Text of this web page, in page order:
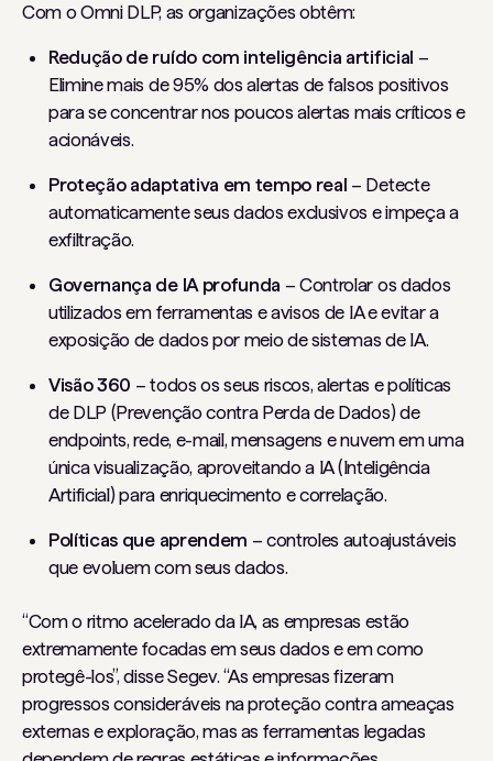
Com o Omni DLP, as organizações obtêm:
Redução de ruído com inteligência artificial –
Elimine mais de 95% dos alertas de falsos positivos
para se concentrar nos poucos alertas mais críticos e
acionáveis.
Proteção adaptativa em tempo real – Detecte
automaticamente seus dados exclusivos e impeça a
exfiltração.
Governança de IA profunda – Controlar os dados
utilizados em ferramentas e avisos de IA e evitar a
exposição de dados por meio de sistemas de IA.
Visão 360 – todos os seus riscos, alertas e políticas
de DLP (Prevenção contra Perda de Dados) de
endpoints, rede, e-mail, mensagens e nuvem em uma
única visualização, aproveitando a IA (Inteligência
Artificial) para enriquecimento e correlação.
Políticas que aprendem – controles autoajustáveis ​​
que evoluem com seus dados.
“Com o ritmo acelerado da IA, as empresas estão
extremamente focadas em seus dados e em como
protegê-los”, disse Segev. “As empresas fizeram
progressos consideráveis ​​na proteção contra ameaças
externas e exploração, mas as ferramentas legadas